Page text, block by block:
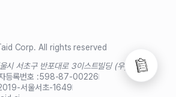
Corp. All rights reserved
시 서초구 반포대로 3이스트빌딩 (우)06711
등록번호 :598-87-00226
서울서초-1649